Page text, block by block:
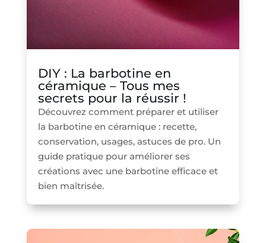
DIY : La barbotine en
céramique – Tous mes
secrets pour la réussir !
Découvrez comment préparer et utiliser
la barbotine en céramique : recette,
conservation, usages, astuces de pro. Un
guide pratique pour améliorer ses
créations avec une barbotine efficace et
bien maîtrisée.